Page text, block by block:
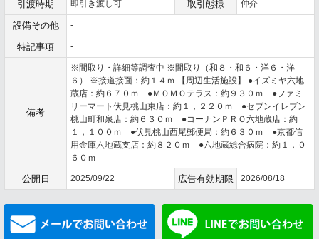
引渡時期 即引き渡し可 取引態様 仲介
設備その他 -
特記事項 -
備考
※間取り・詳細等調査中 ※間取り（和８・和６・洋６・洋
６） ※接道接面：約１４ｍ 【周辺生活施設】 ●イズミヤ六地
蔵店：約６７０ｍ ●ＭＯＭＯテラス：約９３０ｍ ●ファミ
リーマート伏見桃山東店：約１，２２０ｍ ●セブンイレブン
桃山町和泉店：約６３０ｍ ●コーナンＰＲＯ六地蔵店：約
１，１００ｍ ●伏見桃山西尾郵便局：約６３０ｍ ●京都信
用金庫六地蔵支店：約８２０ｍ ●六地蔵総合病院：約１，０
６０ｍ
公開日 2025/09/22 広告有効期限 2026/08/18
メールでお問い合わせ